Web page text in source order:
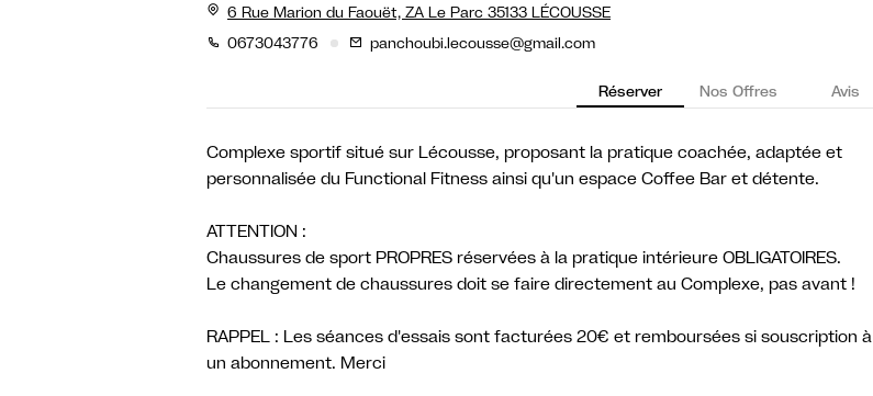
6 Rue Marion du Faouët, ZA Le Parc 35133 LÉCOUSSE
0673043776
panchoubi.lecousse@gmail.com
Réserver Nos Offres Avis
Complexe sportif situé sur Lécousse, proposant la pratique coachée, adaptée et
personnalisée du Functional Fitness ainsi qu'un espace Coffee Bar et détente.
ATTENTION :
Chaussures de sport PROPRES réservées à la pratique intérieure OBLIGATOIRES.
Le changement de chaussures doit se faire directement au Complexe, pas avant !
RAPPEL : Les séances d'essais sont facturées 20€ et remboursées si souscription à
un abonnement. Merci